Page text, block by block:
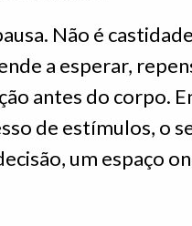
Não é
a esperar,
antes do corpo.
de estímulos, o
um espaço